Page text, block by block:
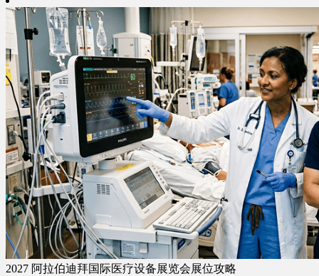
2027 阿拉伯迪拜国际医疗设备展览会展位攻略